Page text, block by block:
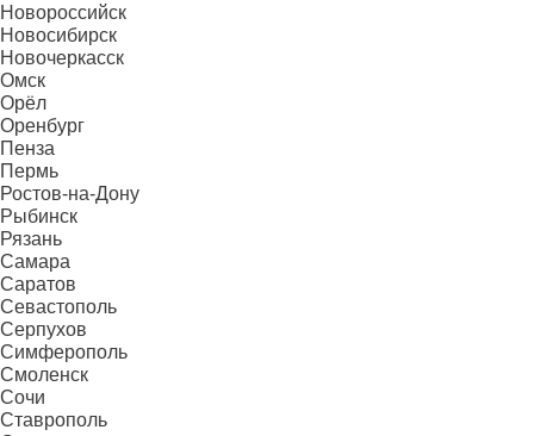
Новороссийск
Новосибирск
Новочеркасск
Омск
Орёл
Оренбург
Пенза
Пермь
Ростов-на-Дону
Рыбинск
Рязань
Самара
Саратов
Севастополь
Серпухов
Симферополь
Смоленск
Сочи
Ставрополь